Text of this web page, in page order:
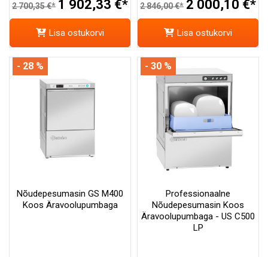
2 700,35 €* 1 902,33 €*
Lisa ostukorvi
2 846,00 €* 2 000,10 €*
Lisa ostukorvi
Nõudepesumasin GS M400
Koos Äravoolupumbaga
- 28 %
Professionaalne
Nõudepesumasin Koos
Äravoolupumbaga - US C500
LP
- 30 %